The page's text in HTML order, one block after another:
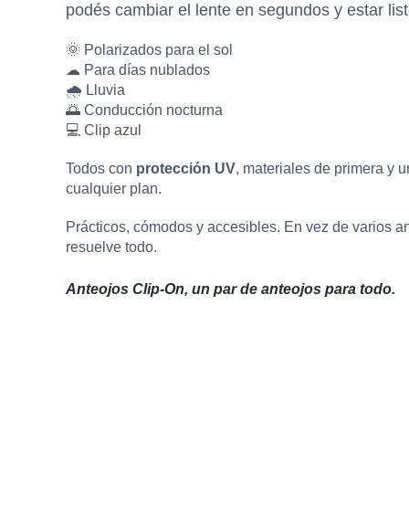
podés cambiar el lente en segundos y estar
🌞 Polarizados para el sol
☁ Para días nublados
🌧 Lluvia
🌅 Conducción nocturna
💻 Clip azul
Todos con protección UV, materiales de primera y
cualquier plan.
Prácticos, cómodos y accesibles. En vez de varios
resuelve todo.
Anteojos Clip-On, un par de anteojos para todo.